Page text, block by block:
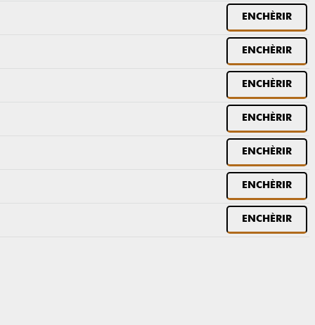
ENCHÈRIR
ENCHÈRIR
ENCHÈRIR
ENCHÈRIR
ENCHÈRIR
ENCHÈRIR
ENCHÈRIR